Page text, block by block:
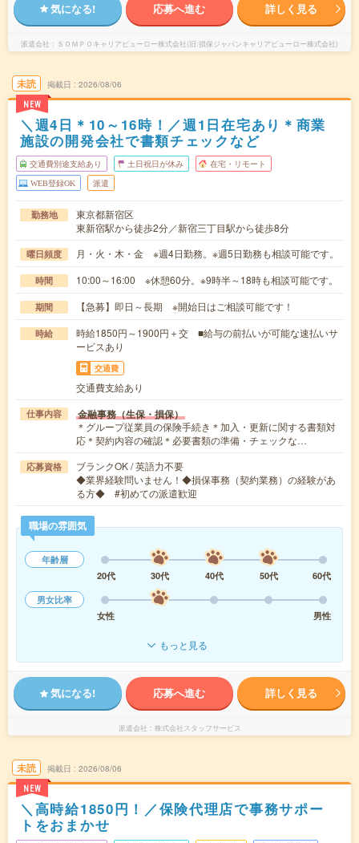
気になる! 応募へ進む 詳しく見る
派遣会社 ＳＯＭＰＯキャリアビューロー株式会社(旧:損保ジャパンキャリアビューロー株式会社)
未読
NEW
掲載日 2026/08/06
＼週4日＊10～16時！／週1日在宅あり＊商業
施設の開発会社で書類チェックなど
交通費別途支給あり 土日祝日が休み 在宅・リモート
WEB登録OK 派遣
勤務地
東京都新宿区
東新宿駅から徒歩2分／新宿三丁目駅から徒歩8分
曜日頻度 月・火・木・金 ※週4日勤務。※週5日勤務も相談可能です。
時間 10:00～16:00 ※休憩60分。※9時半～18時も相談可能です。
期間 【急募】即日～長期 ※開始日はご相談可能です！
時給
時給1850円～1900円＋交 ■給与の前払いが可能な速払いサ
ービスあり
交通費
交通費支給あり
仕事内容 金融事務（生保・損保）
＊グループ従業員の保険手続き＊加入・更新に関する書類対
応＊契約内容の確認＊必要書類の準備・チェックな…
応募資格
ブランクOK / 英語力不要
◆業界経験問いません！◆損保事務（契約業務）の経験があ
る方◆ #初めての派遣歓迎
職場の雰囲気
年齢層
20代
30代 40代 50代
60代
男女比率
女性
男性
もっと見る
気になる! 応募へ進む 詳しく見る
派遣会社 株式会社スタッフサービス
未読
NEW
掲載日 2026/08/06
＼高時給1850円！／保険代理店で事務サポー
トをおまかせ